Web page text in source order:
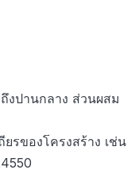
งปานกลาง ส่วนผสม
ยรของโครงสร้าง เช่น